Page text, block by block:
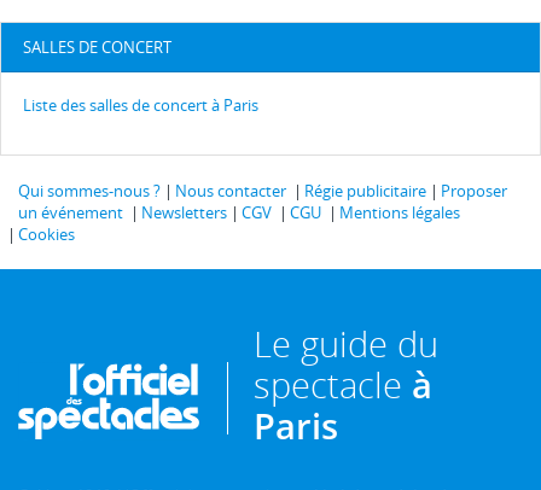
SALLES DE CONCERT
Liste des salles de concert à Paris
Qui sommes-nous ? Nous contacter Régie publicitaire
Proposer
un événement
Newsletters CGV CGU
Mentions légales
Cookies
Le guide du
spectacle à
Paris